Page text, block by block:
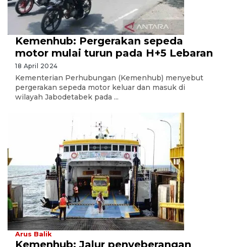
Kemenhub: Pergerakan sepeda
motor mulai turun pada H+5 Lebaran
18 April 2024
Kementerian Perhubungan (Kemenhub) menyebut
pergerakan sepeda motor keluar dan masuk di
wilayah Jabodetabek pada ...
Arus Balik
Kemenhub: Jalur penyeberangan